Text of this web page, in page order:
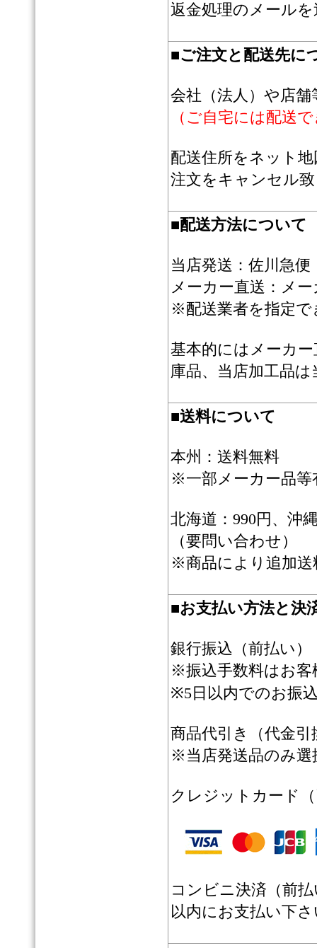
返金処理のメール
■ご注文と配送先に
会社（法人）や店
（ご自宅には配送
配送住所をネット
注文をキャンセル
■配送方法について
当店発送：佐川急便
メーカー直送：メ
※配送業者を指定で
基本的にはメーカ
庫品、当店加工品
■送料について
本州：送料無料
※一部メーカー品等
北海道：990円、沖
（要問い合わせ）
※商品により追加
■お支払い方法と決
銀行振込（前払い）
※振込手数料はお
※5日以内でのお振
商品代引き（代金
※当店発送品のみ選
クレジットカード
コンビニ決済（前
以内にお支払い下